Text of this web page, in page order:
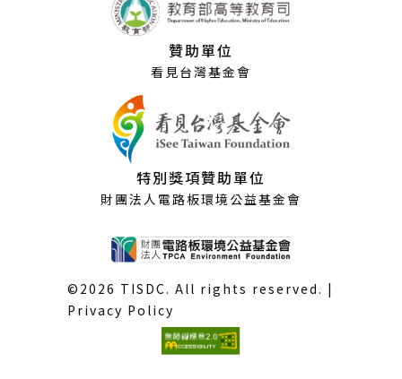
贊助單位
看見台灣基金會
特別獎項贊助單位
財團法人電路板環境公益基金會
©2026 TISDC. All rights reserved. |
Privacy Policy
(外
部